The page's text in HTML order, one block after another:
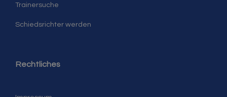
Trainersuche
Schiedsrichter werden
Rechtliches